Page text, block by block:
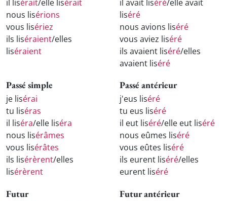
il lisérait/elle lisérait
nous lisérions
vous lisériez
ils liséraient/elles
liséraient
il avait liséré/elle avait
liséré
nous avions liséré
vous aviez liséré
ils avaient liséré/elles
avaient liséré
Passé simple
je lisérai
tu liséras
il liséra/elle liséra
nous lisérâmes
vous lisérâtes
ils lisérèrent/elles
lisérèrent
Passé antérieur
j'eus liséré
tu eus liséré
il eut liséré/elle eut liséré
nous eûmes liséré
vous eûtes liséré
ils eurent liséré/elles
eurent liséré
Futur Futur antérieur